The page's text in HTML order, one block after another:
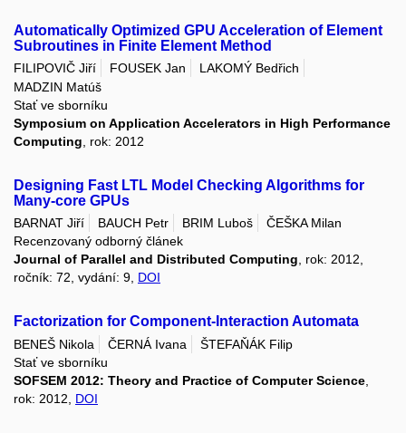
Automatically Optimized GPU Acceleration of Element
Subroutines in Finite Element Method
FILIPOVIČ Jiří FOUSEK Jan
LAKOMÝ Bedřich
MADZIN Matúš
Stať ve sborníku
Symposium on Application Accelerators in High Performance
Computing , rok: 2012
Designing Fast LTL Model Checking Algorithms for
Many-core GPUs
BARNAT Jiří BAUCH Petr BRIM Luboš
ČEŠKA Milan
Recenzovaný odborný článek
Journal of Parallel and Distributed Computing, rok: 2012,
ročník: 72, vydání: 9, DOI
Factorization for Component-Interaction Automata
BENEŠ Nikola ČERNÁ Ivana
ŠTEFAŇÁK Filip
Stať ve sborníku
SOFSEM 2012: Theory and Practice of Computer Science
rok: 2012, DOI